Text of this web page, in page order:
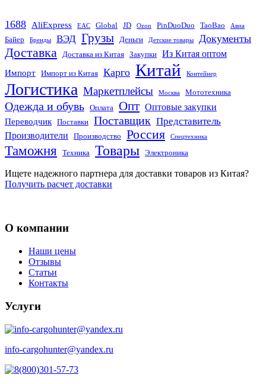
1688 AliExpress EAC Global JD Ozon PinDuoDuo TaoBao Авиа
Байер Бренды ВЭД Грузы Деньги Детские товары Документы
Доставка Доставка из Китая Закупки Из Китая оптом
Импорт Импорт из Китая Карго Китай Контейнер
Логистика Маркетплейсы Москва Мототехника
Одежда и обувь Оплата Опт Оптовые закупки
Переводчик Поставки Поставщик Представитель
Производители Производство Россия Спецтехника
Таможня Техника Товары Электроника
Ищете надежного партнера для доставки товаров из Китая?
Получить расчет доставки
О компании
Наши цены
Отзывы
Статьи
Контакты
Услуги
info-cargohunter@yandex.ru